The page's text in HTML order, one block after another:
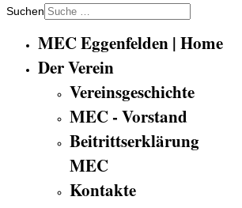
Suchen
MEC Eggenfelden | Home
Der Verein
Vereinsgeschichte
MEC - Vorstand
Beitrittserklärung
MEC
Kontakte